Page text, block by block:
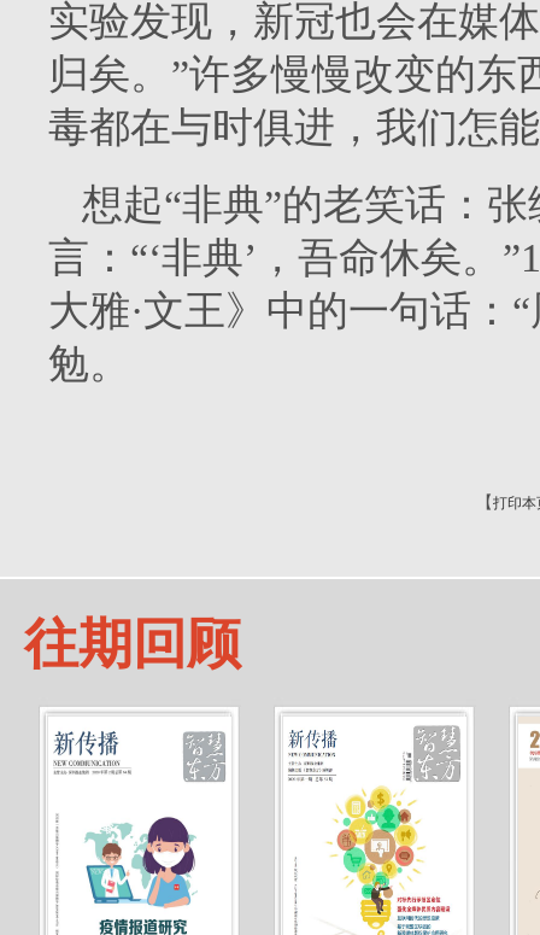
实验发现，新冠也会在媒
归矣。”许多慢慢改变的
毒都在与时俱进，我们怎
想起“非典”的老笑话：
言：“‘非典’，吾命休矣。
大雅·文王》中的一句话：
勉。
【 打印本
往期回顾